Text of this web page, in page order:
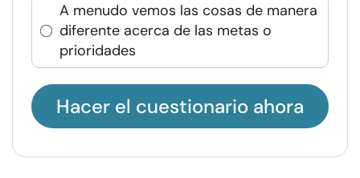
A menudo vemos las cosas de manera
diferente acerca de las metas o
prioridades
Hacer el cuestionario ahora